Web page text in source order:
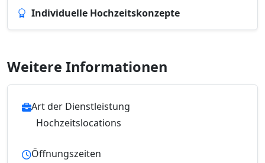
Individuelle Hochzeitskonzepte
Weitere Informationen
Art der Dienstleistung
Hochzeitslocations
Öffnungszeiten